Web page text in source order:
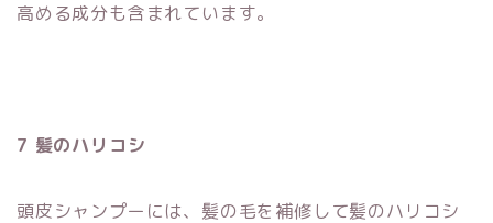
高める成分も含まれています。
7 髪のハリコシ
頭皮シャンプーには、髪の毛を補修して髪のハリコシ